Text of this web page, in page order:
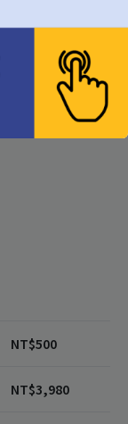
NT$500
NT$3,980